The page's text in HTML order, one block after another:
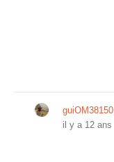
guiOM38150
il y a 12 ans